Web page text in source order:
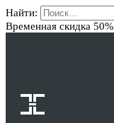
Найти:
Временная скидка 50%